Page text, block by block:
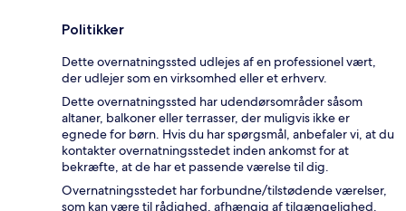
Politikker
Dette overnatningssted udlejes af en professionel vært,
der udlejer som en virksomhed eller et erhverv.
Dette overnatningssted har udendørsområder såsom
altaner, balkoner eller terrasser, der muligvis ikke er
egnede for børn. Hvis du har spørgsmål, anbefaler vi, at du
kontakter overnatningsstedet inden ankomst for at
bekræfte, at de har et passende værelse til dig.
Overnatningsstedet har forbundne/tilstødende værelser,
som kan være til rådighed, afhængig af tilgængelighed.